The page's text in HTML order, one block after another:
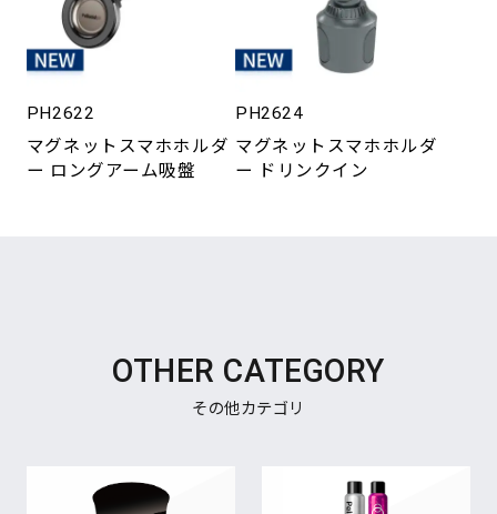
PH2622
マグネットスマホホルダ
ー ロングアーム吸盤
PH2624
マグネットスマホホルダ
ー ドリンクイン
OTHER CATEGORY
その他カテゴリ